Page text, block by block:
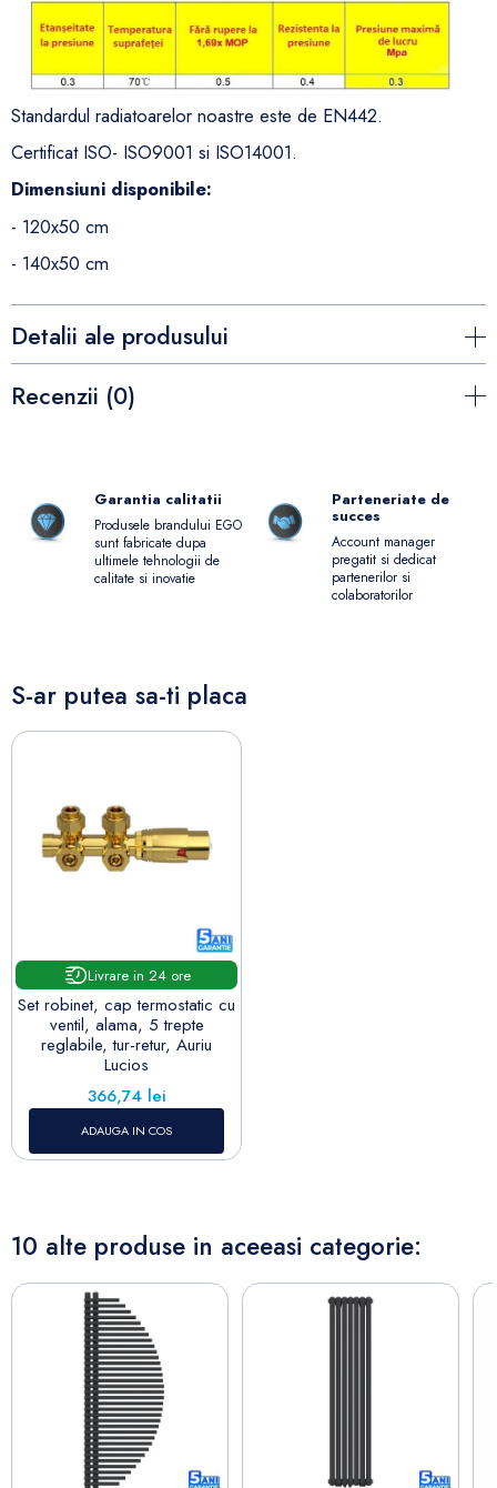
Standardul radiatoarelor noastre este de EN442.
Certificat ISO- ISO9001 si ISO14001.
Dimensiuni disponibile:
- 120x50 cm
- 140x50 cm
Detalii ale produsului
Recenzii (0)
Garantia calitatii
Produsele brandului EGO
sunt fabricate dupa
ultimele tehnologii de
calitate si inovatie
Parteneriate de
succes
Account manager
pregatit si dedicat
partenerilor si
colaboratorilor
S-ar putea sa-ti placa
Livrare in 24 ore
Set robinet, cap termostatic cu
ventil, alama, 5 trepte
reglabile, tur-retur, Auriu
Lucios
Pret
366,74 lei
ADAUGA IN COS
10 alte produse in aceeasi categorie: